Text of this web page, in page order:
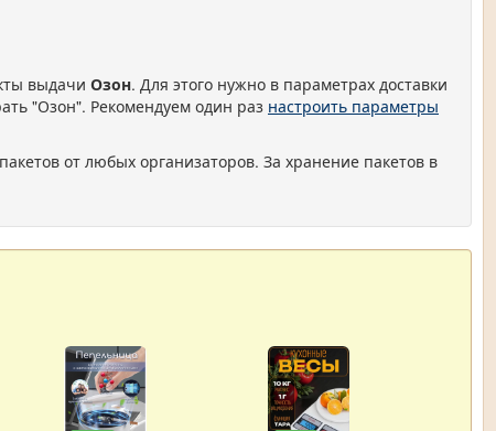
выдачи Озон. Для этого нужно в параметрах доставки
"Озон". Рекомендуем один раз настроить параметры
от любых организаторов. За хранение пакетов в